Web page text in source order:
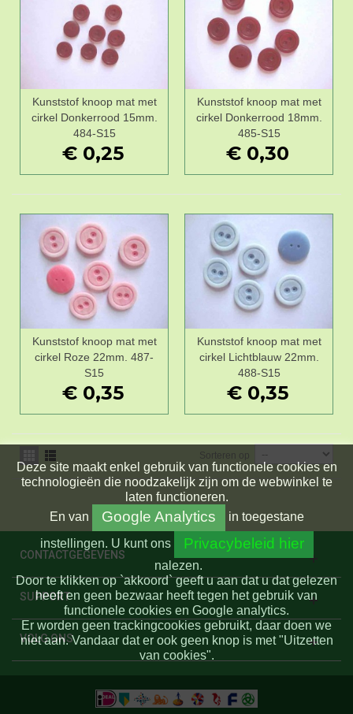
Kunststof knoop mat met
cirkel Donkerrood 15mm.
484-S15
€ 0,25
Kunststof knoop mat met
cirkel Donkerrood 18mm.
485-S15
€ 0,30
Kunststof knoop mat met
cirkel Roze 22mm. 487-
S15
€ 0,35
Kunststof knoop mat met
cirkel Lichtblauw 22mm.
488-S15
€ 0,35
Sorteren op
CONTACTGEGEVENS
SUPPORT
VOLG ONS
Deze site maakt enkel gebruik van functionele cookies en
technologieën die noodzakelijk zijn om de webwinkel te
laten functioneren.
En van Google Analytics
in toegestane
instellingen. U kunt ons Privacybeleid hier
nalezen.
Door te klikken op `akkoord` geeft u aan dat u dat gelezen
heeft en geen bezwaar heeft tegen het gebruik van
functionele cookies en Google analytics.
Er worden geen trackingcookies gebruikt, daar doen we
niet aan. Vandaar dat er ook geen knop is met "Uitzetten
van cookies".